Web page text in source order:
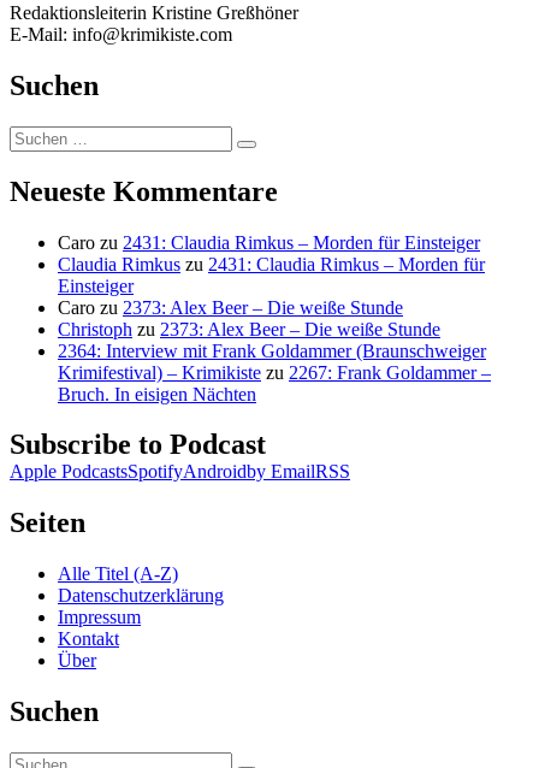
Redaktionsleiterin Kristine Greßhöner
E-Mail: info@krimikiste.com
Suchen
Suchen
nach:
Suchen
Neueste Kommentare
Caro zu 2431: Claudia Rimkus – Morden für Einsteiger
Claudia Rimkus zu 2431: Claudia Rimkus – Morden für
Einsteiger
Caro zu 2373: Alex Beer – Die weiße Stunde
Christoph zu 2373: Alex Beer – Die weiße Stunde
2364: Interview mit Frank Goldammer (Braunschweiger
Krimifestival) – Krimikiste zu 2267: Frank Goldammer –
Bruch. In eisigen Nächten
Subscribe to Podcast
Apple PodcastsSpotifyAndroidby EmailRSS
Seiten
Alle Titel (A-Z)
Datenschutzerklärung
Impressum
Kontakt
Über
Suchen
Suchen